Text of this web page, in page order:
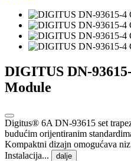
DIGITUS DN-
Module
Digitus® 6A DN-93615 set
budućim orijentiranim
Kompaktni dizajn omogućava
Instalacija...
dalje